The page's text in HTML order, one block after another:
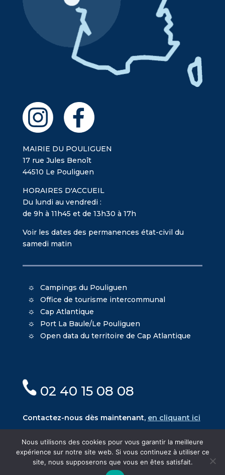
MAIRIE DU POULIGUEN
17 rue Jules Benoît
44510 Le Pouliguen
HORAIRES D'ACCUEIL
Du lundi au vendredi :
de 9h à 11h45 et de 13h30 à 17h
Voir les dates des permanences état-civil du
samedi matin
Campings du Pouliguen
Office de tourisme intercommunal
Cap Atlantique
Port La Baule/Le Pouliguen
Open data du territoire de Cap Atlantique
02 40 15 08 08
Contactez-nous dès maintenant, en cliquant ici
© Mairie du Pouliguen - CréationOniti - Design
Nous utilisons des cookies pour vous garantir la meilleure
expérience sur notre site web. Si vous continuez à utiliser ce
site, nous supposerons que vous en êtes satisfait.